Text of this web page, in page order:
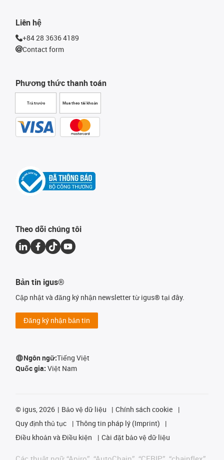
Phương thức thanh toán
Trả trước Mua theo tài khoản
Liên hệ
+84 28 3636 4189
Contact form
Theo dõi chúng tôi
Bản tin igus®
Cập nhật và đăng ký nhận newsletter từ igus® tại đây.
Đăng ký nhận bản tin
Ngôn ngữ:Tiếng Việt
Quốc gia: Việt Nam
© igus, 2026 Bảo vệ dữ liệu
Chính sách cookie
Quy định thủ tục
Thông tin pháp lý (Imprint)
Điều khoản và Điều kiện
Cài đặt bảo vệ dữ liệu